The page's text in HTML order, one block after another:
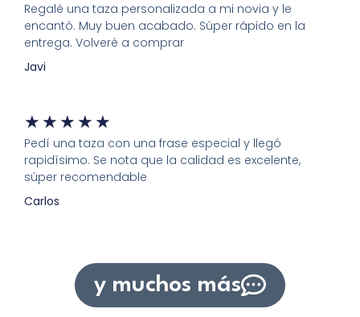
Regalé una taza personalizada a mi novia y le
encantó. Muy buen acabado. Súper rápido en la
entrega. Volveré a comprar
Javi
★ ★ ★ ★ ★
Pedí una taza con una frase especial y llegó
rapidísimo. Se nota que la calidad es excelente,
súper recomendable
Carlos
y muchos más